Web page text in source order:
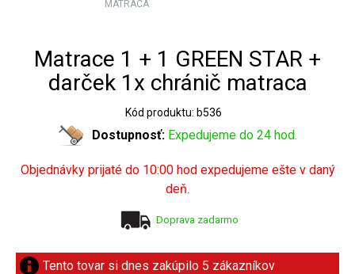
MATRACA
Matrace 1 + 1 GREEN STAR +
darček 1x chránič matraca
Kód produktu: b536
Dostupnosť: Expedujeme do 24 hod.
Objednávky prijaté do 10:00 hod expedujeme ešte v daný
deň.
Doprava zadarmo
Tento tovar si dnes zakúpilo 5 zákazníkov